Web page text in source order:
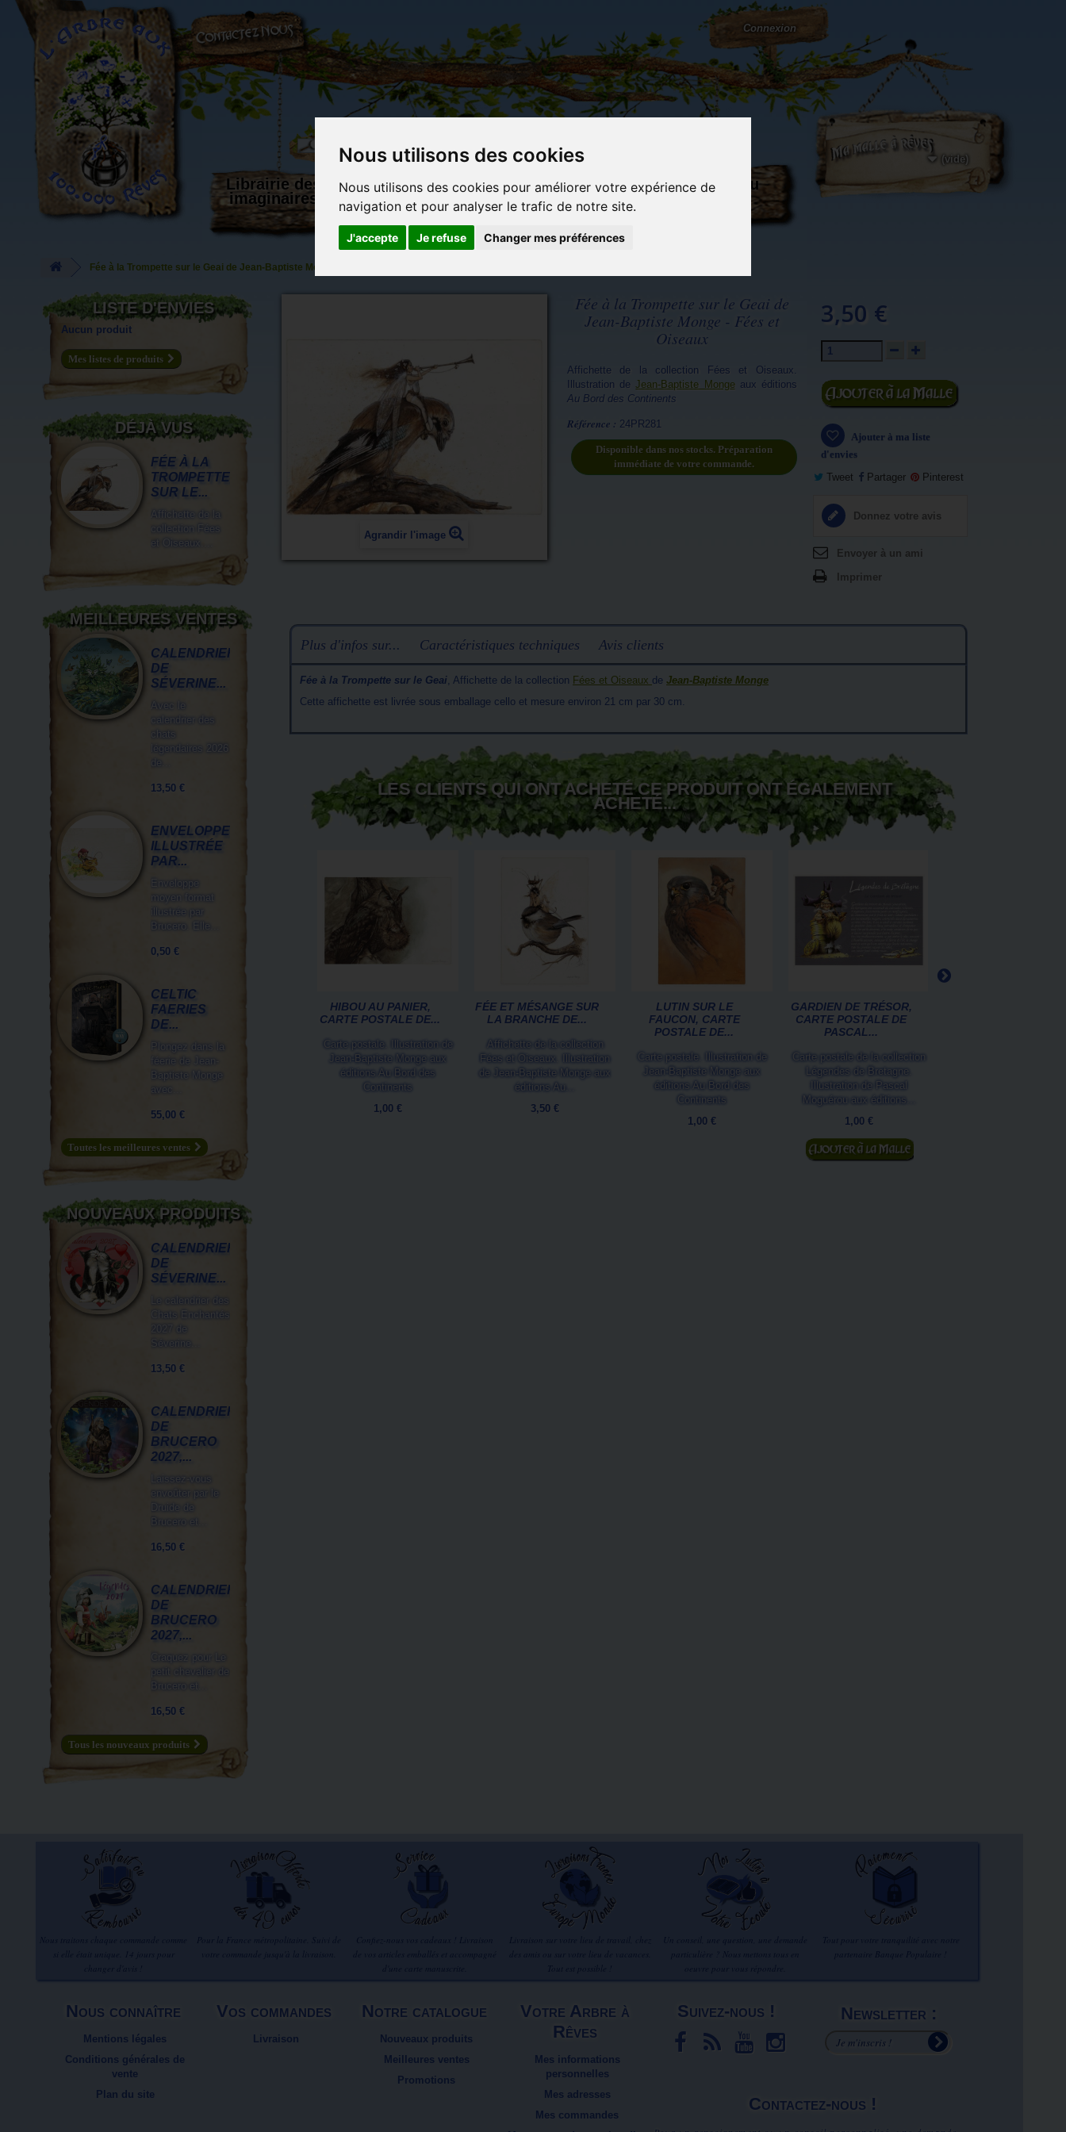
Nous utilisons des cookies
Nous utilisons des cookies pour améliorer votre expérience de
navigation et pour analyser le trafic de notre site.
J'accepte Je refuse Changer mes préférences
L'Arbre aux 100.000 Rêves
Connexion
(vide)
Librairie des
imaginaires
Carterie
papeterie
originale
Activités
manuelles,
détente et
Objets déco et
cadeaux
originaux
Du côté du
blog...
Fée à la Trompette sur le Geai de Jean-Baptiste Monge - Fées et Oiseaux
Agrandir l'image
Fée à la Trompette sur le Geai de
Jean-Baptiste Monge - Fées et
Oiseaux
Affichette de la collection Fées et Oiseaux.
Illustration deJean-Baptiste Mongeaux éditions
Au Bord des Continents
Référence : 24PR281
Disponible dans nos stocks. Préparation
immédiate de votre commande.
3,50 €
Ajouter au
panier
Ajouter à ma liste
d'envies
Tweet
Partager Pinterest
Donnez votre avis
Envoyer à un ami
Imprimer
Plus d'infos sur... Caractéristiques techniques Avis clients
Fée à la Trompette sur le Geai, Affichette de la collection Fées et Oiseaux de Jean-Baptiste Monge
Cette affichette est livrée sous emballage cello et mesure environ 21 cm par 30 cm.
LES CLIENTS QUI ONT ACHETÉ CE PRODUIT ONT ÉGALEMENT
ACHETÉ...
HIBOU AU PANIER,
CARTE POSTALE DE...
Carte postale. Illustration de
Jean-Baptiste Monge aux
éditions Au Bord des
Continents
1,00 €
FÉE ET MÉSANGE SUR
LA BRANCHE DE...
Affichette de la collection
Fées et Oiseaux. Illustration
de Jean-Baptiste Monge aux
éditions Au...
3,50 €
LUTIN SUR LE
FAUCON, CARTE
POSTALE DE...
Carte postale. Illustration de
Jean-Baptiste Monge aux
éditions Au Bord des
Continents
1,00 €
GARDIEN DE TRÉSOR,
CARTE POSTALE DE
PASCAL...
Carte postale de la collection
Légendes de Bretagne.
Illustration de Pascal
Moguérou aux éditions...
1,00 €
Ajouter au panier
LISTE D'ENVIES
Aucun produit
Mes listes de produits
DÉJÀ VUS
FÉE À LA
TROMPETTE
SUR LE...
Affichette de la
collection Fées
et Oiseaux....
MEILLEURES VENTES
CALENDRIER
DE
SÉVERINE...
Avec le
calendrier des
chats
légendaires 2026
de...
13,50 €
ENVELOPPE
ILLUSTRÉE
PAR...
Enveloppe
moyen format
illustrée par
Brucero. Elle...
0,50 €
CELTIC
FAERIES
DE...
Plongez dans la
féerie de Jean-
Baptiste Monge
avec...
55,00 €
Toutes les meilleures ventes
NOUVEAUX PRODUITS
CALENDRIER
DE
SÉVERINE...
Le calendrier des
Chats Enchantés
2027 de
Séverine...
13,50 €
CALENDRIER
DE
BRUCERO
2027,...
Laissez-vous
envoûter par le
Druide de
Brucero et...
16,50 €
CALENDRIER
DE
BRUCERO
2027,...
Craquez pour Le
petit chevalier de
Brucero et...
16,50 €
Tous les nouveaux produits
Nous connaître
Mentions légales
Conditions générales de
vente
Plan du site
Vos commandes
Livraison
Notre catalogue
Nouveaux produits
Meilleures ventes
Promotions
Votre Arbre à
Rêves
Mes informations
personnelles
Mes adresses
Mes commandes
Suivez-nous ! Newsletter :
Contactez-nous !